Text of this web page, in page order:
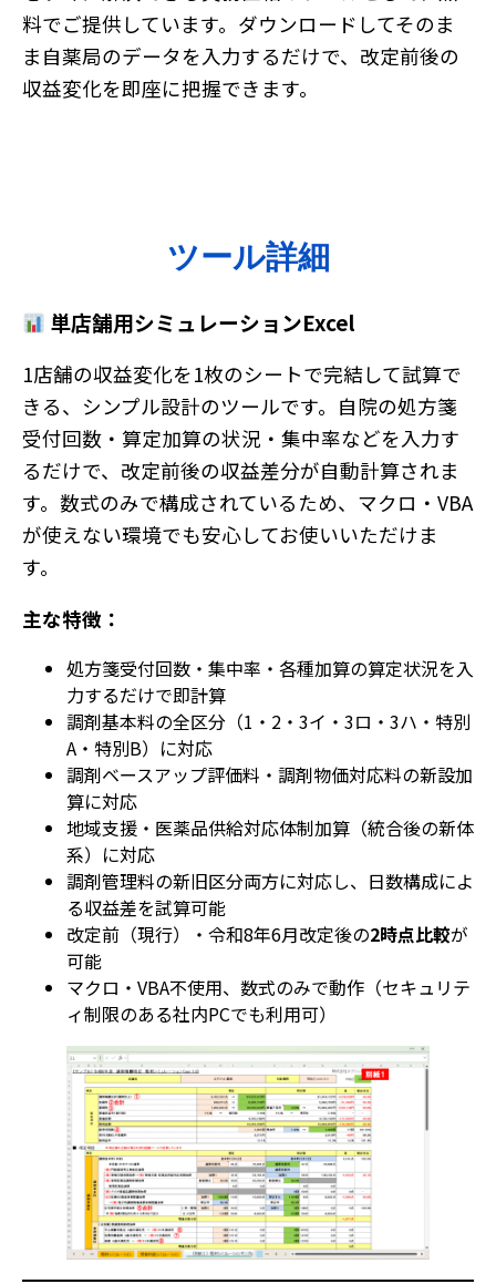
料でご提供しています。ダウンロードしてそのま
ま自薬局のデータを入力するだけで、改定前後の
収益変化を即座に把握できます。
ツール詳細
単店舗用シミュレーションExcel
1店舗の収益変化を1枚のシートで完結して試算で
きる、シンプル設計のツールです。自院の処方箋
受付回数・算定加算の状況・集中率などを入力す
るだけで、改定前後の収益差分が自動計算されま
す。数式のみで構成されているため、マクロ・VBA
が使えない環境でも安心してお使いいただけま
す。
主な特徴：
処方箋受付回数・集中率・各種加算の算定状況を入
力するだけで即計算
調剤基本料の全区分（1・2・3イ・3ロ・3ハ・特別
A・特別B）に対応
調剤ベースアップ評価料・調剤物価対応料の新設加
算に対応
地域支援・医薬品供給対応体制加算（統合後の新体
系）に対応
調剤管理料の新旧区分両方に対応し、日数構成によ
る収益差を試算可能
改定前（現行）・令和8年6月改定後の2時点比較が
可能
マクロ・VBA不使用、数式のみで動作（セキュリテ
ィ制限のある社内PCでも利用可）